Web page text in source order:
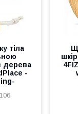
тіла
дерева
-